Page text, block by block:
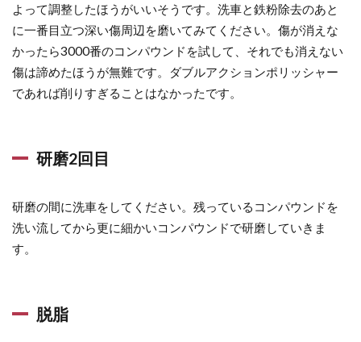
よって調整したほうがいいそうです。洗車と鉄粉除去のあと
に一番目立つ深い傷周辺を磨いてみてください。傷が消えな
かったら3000番のコンパウンドを試して、それでも消えない
傷は諦めたほうが無難です。ダブルアクションポリッシャー
であれば削りすぎることはなかったです。
研磨2回目
研磨の間に洗車をしてください。残っているコンパウンドを
洗い流してから更に細かいコンパウンドで研磨していきま
す。
脱脂